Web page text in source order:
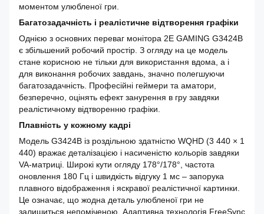
моментом улюбленої гри.
Багатозадачність і реалістичне відтворення графіки
Однією з основних переваг монітора 2E GAMING G3424B
є збільшений робочий простір. З огляду на це модель
стане корисною не тільки для використання вдома, а і
для виконання робочих завдань, значно полегшуючи
багатозадачність. Професійні геймери та аматори,
безперечно, оцінять ефект занурення в гру завдяки
реалістичному відтворенню графіки.
Плавність у кожному кадрі
Модель G3424B із роздільною здатністю WQHD (3 440 × 1
440) вражає деталізацією і насиченістю кольорів завдяки
VA-матриці. Широкі кути огляду 178°/178°, частота
оновлення 180 Гц і швидкість відгуку 1 мс – запорука
плавного відображення і яскравої реалістичної картинки.
Це означає, що жодна деталь улюбленої гри не
залишиться непоміченою. Адаптивна технологія FreeSync